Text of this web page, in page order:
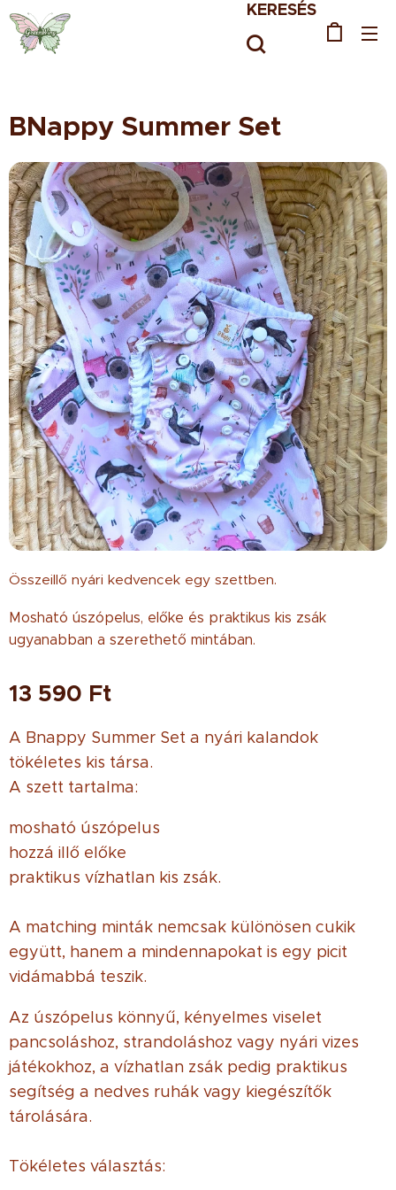
KERESÉS
BNappy Summer Set
Összeillő nyári kedvencek egy szettben.
Mosható úszópelus, előke és praktikus kis zsák
ugyanabban a szerethető mintában.
13 590 Ft
A Bnappy Summer Set a nyári kalandok
tökéletes kis társa. ☀️🌊
A szett tartalma:
mosható úszópelus
hozzá illő előke
praktikus vízhatlan kis zsák.
A matching minták nemcsak különösen cukik
együtt, hanem a mindennapokat is egy picit
vidámabbá teszik. 😄🦋
Az úszópelus könnyű, kényelmes viselet
pancsoláshoz, strandoláshoz vagy nyári vizes
játékokhoz, a vízhatlan zsák pedig praktikus
segítség a nedves ruhák vagy kiegészítők
tárolására.
Tökéletes választás: